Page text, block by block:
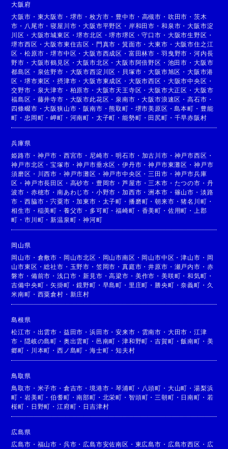
大阪府
大阪市 ・ 東大阪市 ・ 堺市 ・枚方市 ・ 豊中市 ・ 高槻市 ・ 吹田市 ・ 茨木
市 ・ 八尾市 ・寝屋川市 ・大阪市平野区 ・ 岸和田市 ・ 和泉市 ・大阪市淀
川区 ・ 大阪市城東区 ・堺市北区 ・堺市堺区 ・守口市 ・ 大阪市生野区 ・
堺市西区 ・大阪市東住吉区 ・ 門真市 ・箕面市 ・大東市 ・ 大阪市住之江
区 ・松原市 ・堺市中区 ・大阪市西成区 ・ 富田林市 ・ 羽曳野市 ・ 河内長
野市 ・ 大阪市鶴見区 ・大阪市北区 ・大阪市阿倍野区 ・ 池田市 ・ 大阪市
都島区 ・ 泉佐野市 ・ 大阪市西淀川区 ・ 貝塚市 ・大阪市旭区 ・大阪市港
区 ・堺市東区 ・摂津市 ・大阪市東成区 ・ 大阪市西区 ・ 大阪市中央区 ・
交野市 ・ 泉大津市 ・ 柏原市 ・ 大阪市天王寺区 ・大阪市大正区 ・ 大阪市
福島区 ・ 藤井寺市 ・ 大阪市此花区 ・ 泉南市 ・大阪市浪速区 ・高石市 ・
四條畷市 ・大阪狭山市 ・阪南市 ・熊取町 ・ 堺市美原区 ・島本町 ・ 豊能
町 ・ 忠岡町 ・岬町 ・ 河南町 ・ 太子町 ・能勢町 ・ 田尻町 ・ 千早赤阪村
兵庫県
姫路市 ・ 神戸市 ・ 西宮市 ・ 尼崎市 ・明石市 ・ 加古川市 ・ 神戸市西区 ・
神戸市北区 ・宝塚市 ・神戸市垂水区 ・伊丹市 ・神戸市東灘区 ・ 神戸市
須磨区 ・ 川西市 ・ 神戸市灘区 ・ 神戸市中央区 ・ 三田市 ・ 神戸市兵庫
区 ・神戸市長田区 ・ 高砂市 ・ 豊岡市 ・芦屋市 ・ 三木市 ・ たつの市 ・ 丹
波市 ・ 赤穂市 ・南あわじ市 ・ 小野市 ・加西市 ・洲本市 ・ 篠山市 ・ 淡路
市 ・西脇市 ・宍粟市 ・加東市 ・ 太子町 ・ 播磨町 ・朝来市 ・猪名川町 ・
相生市 ・ 稲美町 ・ 養父市 ・ 多可町 ・福崎町 ・ 香美町 ・ 佐用町 ・
上郡
町 ・市川町 ・新温泉町 ・神河町
岡山県
岡山市 ・ 倉敷市 ・ 岡山市北区 ・ 岡山市南区 ・ 岡山市中区 ・津山市 ・ 岡
山市東区 ・総社市 ・ 玉野市 ・ 笠岡市 ・真庭市 ・井原市 ・ 瀬戸内市 ・ 赤
磐市 ・ 備前市 ・浅口市 ・新見市 ・高梁市 ・ 美作市 ・ 美咲町 ・和気町 ・
吉備中央町 ・矢掛町 ・鏡野町 ・ 早島町 ・ 里庄町 ・ 勝央町 ・奈義町 ・ 久
米南町 ・ 西粟倉村 ・ 新庄村
島根県
松江市 ・ 出雲市 ・ 益田市 ・浜田市 ・安来市 ・ 雲南市 ・ 大田市 ・ 江津
市 ・隠岐の島町 ・ 奥出雲町 ・ 邑南町 ・津和野町 ・吉賀町 ・飯南町 ・ 美
郷町 ・ 川本町 ・西ノ島町 ・海士町 ・知夫村
鳥取県
鳥取市 ・ 米子市 ・ 倉吉市 ・境港市 ・琴浦町 ・ 八頭町 ・ 大山町 ・ 湯梨浜
町 ・岩美町 ・伯耆町 ・南部町 ・ 北栄町 ・ 智頭町 ・ 三朝町 ・ 日南町 ・ 若
桜町 ・ 日野町 ・江府町 ・ 日吉津村
広島県
広島市 ・ 福山市 ・ 呉市 ・ 広島市安佐南区 ・ 東広島市 ・ 広島市西区 ・ 広